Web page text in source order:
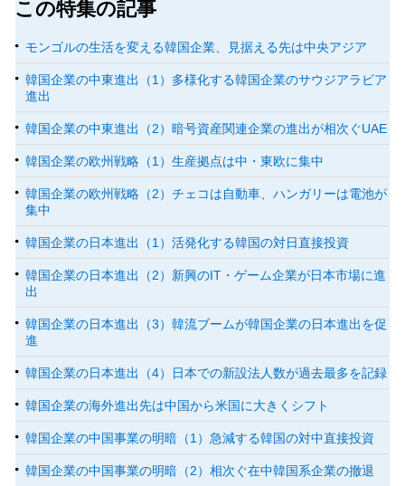
この特集の記事
モンゴルの生活を変える韓国企業、見据える先は中央アジア
韓国企業の中東進出（1）多様化する韓国企業のサウジアラビア
進出
韓国企業の中東進出（2）暗号資産関連企業の進出が相次ぐUAE
韓国企業の欧州戦略（1）生産拠点は中・東欧に集中
韓国企業の欧州戦略（2）チェコは自動車、ハンガリーは電池が
集中
韓国企業の日本進出（1）活発化する韓国の対日直接投資
韓国企業の日本進出（2）新興のIT・ゲーム企業が日本市場に進
出
韓国企業の日本進出（3）韓流ブームが韓国企業の日本進出を促
進
韓国企業の日本進出（4）日本での新設法人数が過去最多を記録
韓国企業の海外進出先は中国から米国に大きくシフト
韓国企業の中国事業の明暗（1）急減する韓国の対中直接投資
韓国企業の中国事業の明暗（2）相次ぐ在中韓国系企業の撤退